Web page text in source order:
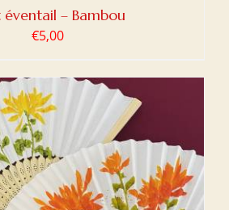
éventail – Bambou
€5,00